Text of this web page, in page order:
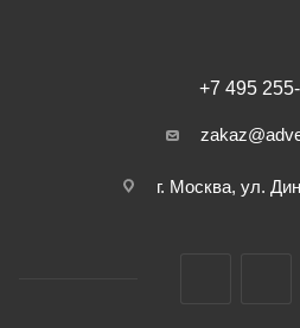
+7 495
г. Москва, ул.